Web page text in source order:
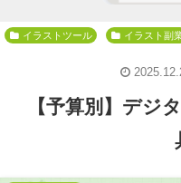
イラストツール イラスト副
【予算別】デジ